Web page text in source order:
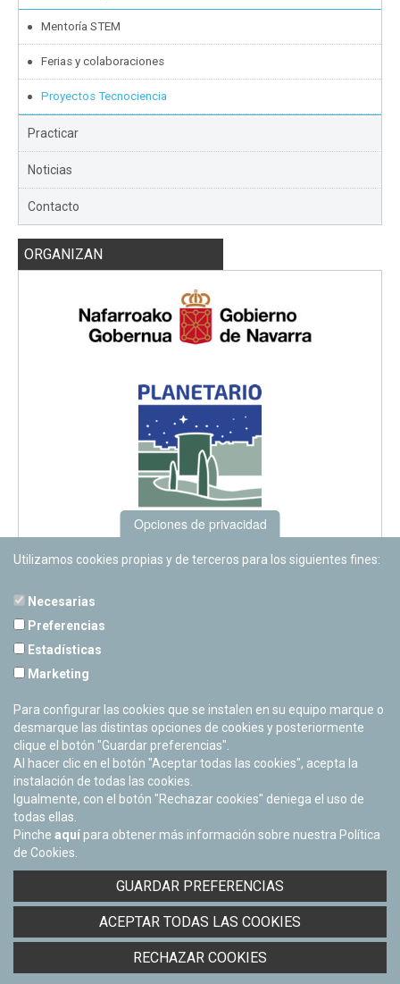
Mentoría STEM
Ferias y colaboraciones
Proyectos Tecnociencia
Practicar
Noticias
Contacto
ORGANIZAN
Cerrado Temporalmente
Facebook
Twitter
Youtube
Flickr
Política de privacidad y Aviso legal
Opciones de privacidad
Utilizamos cookies propias y de terceros para los siguientes fines:
Necesarias
Preferencias
Estadísticas
Marketing
Para configurar las cookies que se instalen en su equipo marque o
desmarque las distintas opciones de cookies y posteriormente
clique el botón "Guardar preferencias".
Al hacer clic en el botón "Aceptar todas las cookies", acepta la
instalación de todas las cookies.
Igualmente, con el botón "Rechazar cookies" deniega el uso de
todas ellas.
Pinche aquí para obtener más información sobre nuestra Política
de Cookies.
GUARDAR PREFERENCIAS
ACEPTAR TODAS LAS COOKIES
RECHAZAR COOKIES